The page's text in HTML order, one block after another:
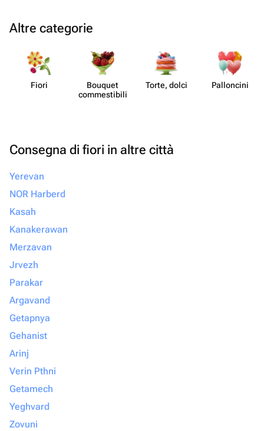
Altre categorie
Fiori
Bouquet
commes​tibili
Torte, dolci Pall​oncini
Consegna di fiori in altre città
Yerevan
NOR Harberd
Kasah
Kanakerawan
Merzavan
Jrvezh
Parakar
Argavand
Getapnya
Gehanist
Arinj
Verin Pthni
Getamech
Yeghvard
Zovuni